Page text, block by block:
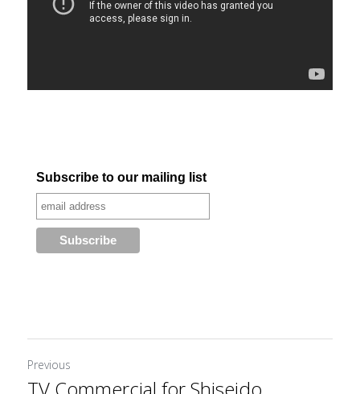
Previous
TV Commercial for Shiseido